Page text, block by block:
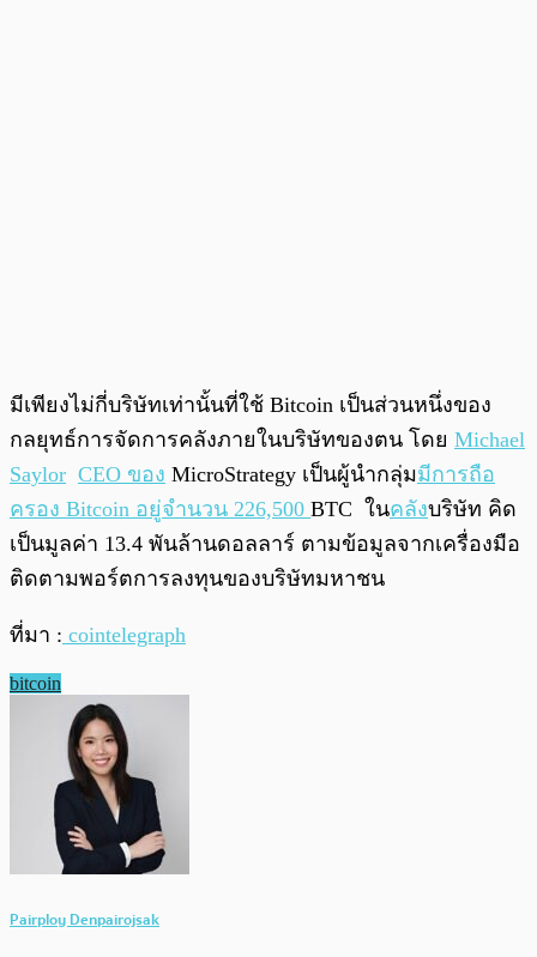
มีเพียงไม่กี่บริษัทเท่านั้นที่ใช้ Bitcoin เป็นส่วนหนึ่งของ
กลยุทธ์การจัดการคลังภายในบริษัทของตน โดย Michael
Saylor CEO ของ MicroStrategy เป็นผู้นำกลุ่มมีการถือ
ครอง Bitcoin อยู่จำนวน 226,500 BTC ในคลังบริษัท คิด
เป็นมูลค่า 13.4 พันล้านดอลลาร์ ตามข้อมูลจากเครื่องมือ
ติดตามพอร์ตการลงทุนของบริษัทมหาชน
ที่มา : cointelegraph
bitcoin
Pairploy Denpairojsak